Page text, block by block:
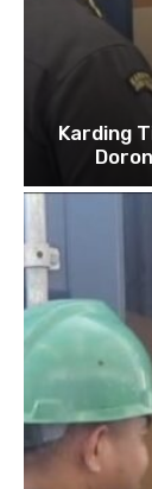
Karding